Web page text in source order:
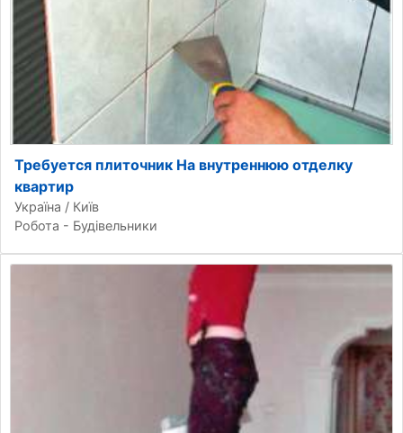
Требуется плиточник На внутреннюю отделку
квартир
Україна / Київ
Робота - Будівельники